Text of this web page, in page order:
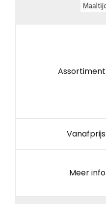
Assortiment
Vanafprijs
Meer info